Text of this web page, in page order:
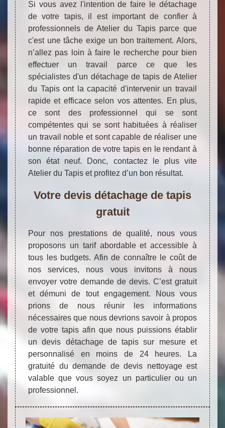
Si vous avez l'intention de faire le détachage
de votre tapis, il est important de confier à
professionnels de Atelier du Tapis parce que
c'est une tâche exige un bon traitement. Alors,
n’allez pas loin à faire le recherche pour bien
effectuer un travail parce ce que les
spécialistes d'un détachage de tapis de Atelier
du Tapis ont la capacité d'intervenir un travail
rapide et efficace selon vos attentes. En plus,
ce sont des professionnel qui se sont
compétentes qui se sont habituées à réaliser
un travail noble et sont capable de réaliser une
bonne réparation de votre tapis en le rendant à
son état neuf. Donc, contactez le plus vite
Atelier du Tapis et profitez d’un bon résultat.
Votre devis détachage de tapis
gratuit
Pour nos prestations de qualité, nous vous
proposons un tarif abordable et accessible à
tous les budgets. Afin de connaître le coût de
nos services, nous vous invitons à nous
envoyer votre demande de devis. C’est gratuit
et démuni de tout engagement. Nous vous
prions de nous réunir les informations
nécessaires que nous devrions savoir à propos
de votre tapis afin que nous puissions établir
un devis détachage de tapis sur mesure et
personnalisé en moins de 24 heures. La
gratuité du demande de devis nettoyage est
valable que vous soyez un particulier ou un
professionnel.